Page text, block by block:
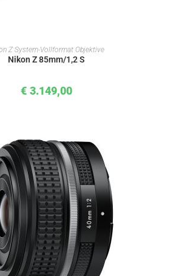
IN DEN WARENKORB
Z System-Vollformat Objektive
Nikon Z 85mm/1,2 S
€ 3.149,00